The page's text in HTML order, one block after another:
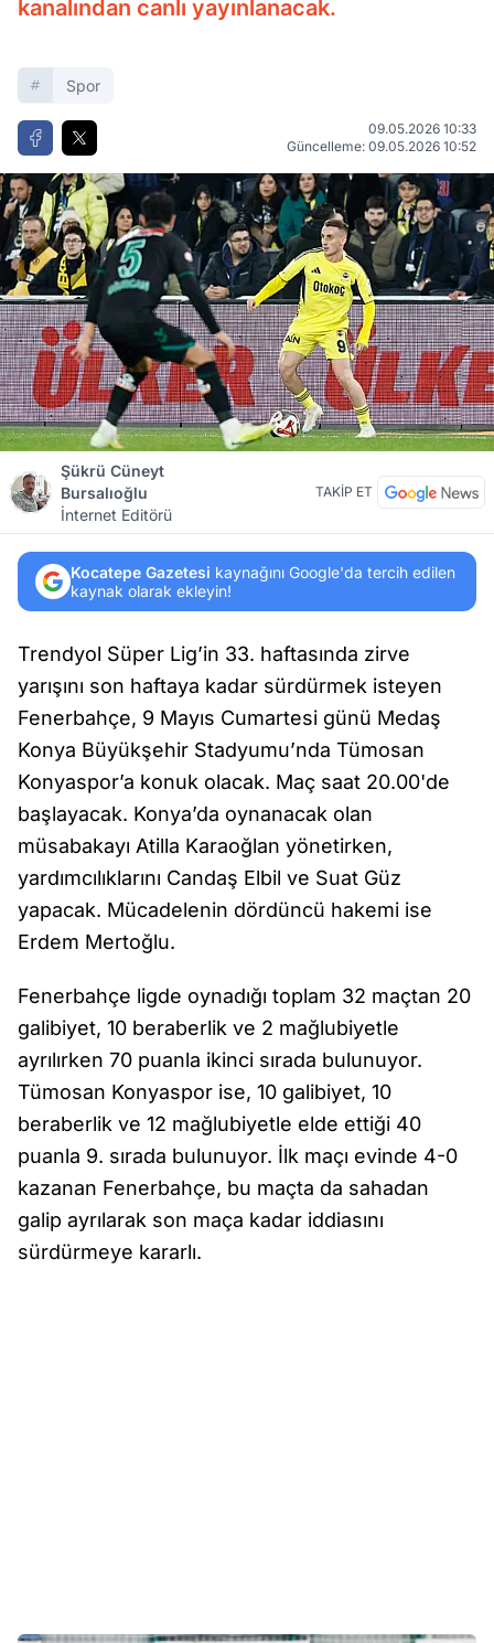
kanalından canlı yayınlanacak.
Spor
09.05.2026 10:33
Güncelleme: 09.05.2026 10:52
Şükrü Cüneyt
Bursalıoğlu
İnternet Editörü
TAKİP ET
Kocatepe Gazetesi kaynağını Google'da tercih edilen
kaynak olarak ekleyin!
Trendyol Süper Lig’in 33. haftasında zirve
yarışını son haftaya kadar sürdürmek isteyen
Fenerbahçe, 9 Mayıs Cumartesi günü Medaş
Konya Büyükşehir Stadyumu’nda Tümosan
Konyaspor’a konuk olacak. Maç saat 20.00'de
başlayacak. Konya’da oynanacak olan
müsabakayı Atilla Karaoğlan yönetirken,
yardımcılıklarını Candaş Elbil ve Suat Güz
yapacak. Mücadelenin dördüncü hakemi ise
Erdem Mertoğlu.
Fenerbahçe ligde oynadığı toplam 32 maçtan 20
galibiyet, 10 beraberlik ve 2 mağlubiyetle
ayrılırken 70 puanla ikinci sırada bulunuyor.
Tümosan Konyaspor ise, 10 galibiyet, 10
beraberlik ve 12 mağlubiyetle elde ettiği 40
puanla 9. sırada bulunuyor. İlk maçı evinde 4-0
kazanan Fenerbahçe, bu maçta da sahadan
galip ayrılarak son maça kadar iddiasını
sürdürmeye kararlı.